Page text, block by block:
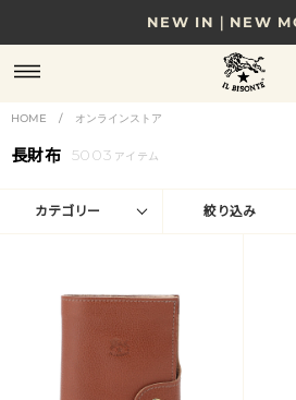
NEW IN｜NEW
8/17(月)10時まで｜税込
NEW IN｜COLOR
HOME / オンラインストア
長財布 5003 アイテム
カテゴリー 絞り込み